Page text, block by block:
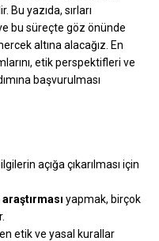
Bu yazıda, sırları
bu süreçte göz önünde
altına alacağız. En
etik perspektifleri ve
başvurulması
açığa çıkarılması için
yapmak, birçok
etik ve yasal kurallar